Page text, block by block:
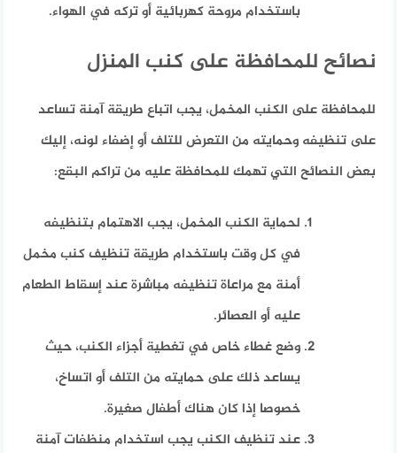
باستخدام مروحة كهربائية أو تركه في الهواء.
نصائح للمحافظة على كنب المنزل
للمحافظة على الكنب المخمل، يجب اتباع طريقة آمنة تساعد
على تنظيفه وحمايته من التعرض للتلف أو إضفاء لونه، إليك
بعض النصائح التي تهمك للمحافظة عليه من تراكم البقع:
لحماية الكنب المخمل، يجب الاهتمام بتنظيفه
في كل وقت باستخدام طريقة تنظيف كنب مخمل
أمنة مع مراعاة تنظيفه مباشرة عند إسقاط الطعام
عليه أو العصائر.
وضع غطاء خاص في تغطية أجزاء الكنب، حيث
يساعد ذلك على حمايته من التلف أو اتساخ،
خصوصا إذا كان هناك أطفال صغيرة.
عند تنظيف الكنب يجب استخدام منظفات آمنة